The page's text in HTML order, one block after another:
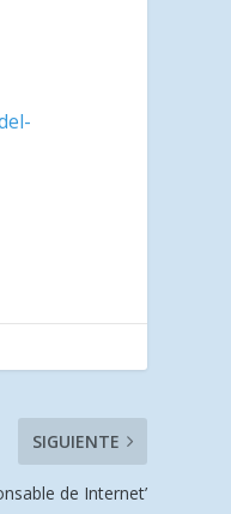
SIGUIENTE
de Internet’